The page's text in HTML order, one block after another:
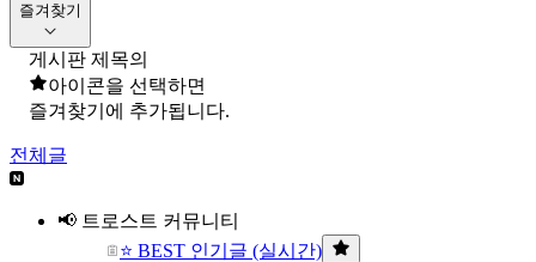
즐겨찾기
게시판 제목의
아이콘을 선택하면
즐겨찾기에 추가됩니다.
전체글
📢 트로스트 커뮤니티
⭐ BEST 인기글 (실시간)